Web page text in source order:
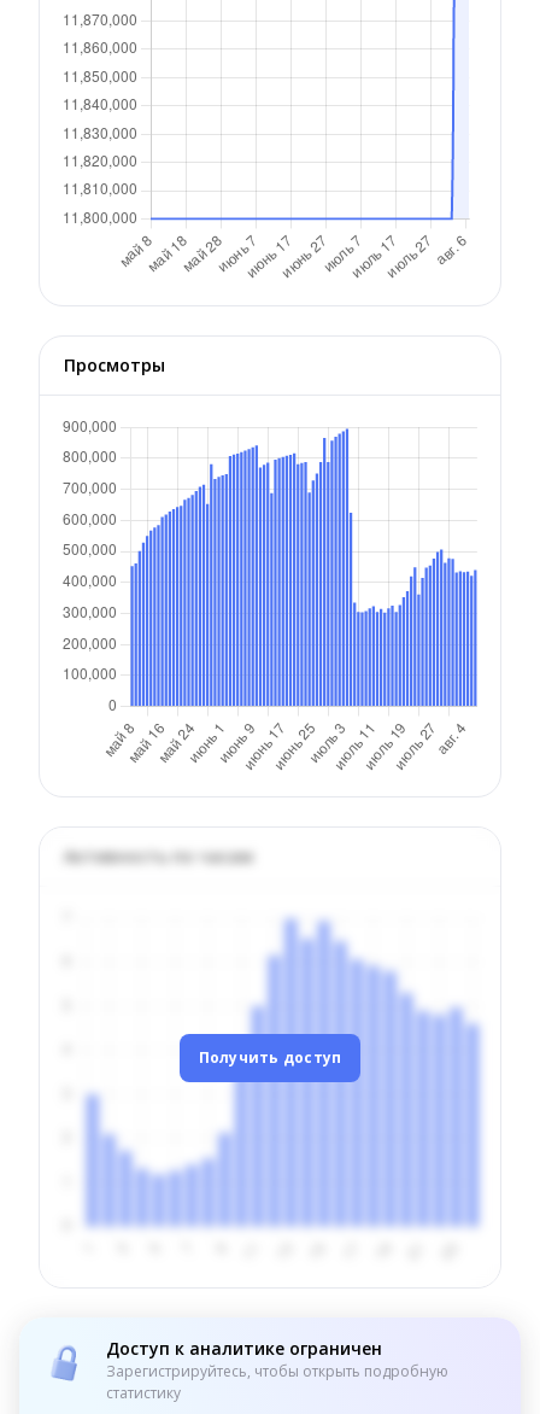
Просмотры
Активность по часам
Получить доступ
Доступ к аналитике ограничен
Зарегистрируйтесь, чтобы открыть подробную
статистику